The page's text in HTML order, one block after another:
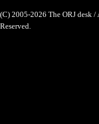
(C) 2005-2026 The ORJ desk
Reserved.